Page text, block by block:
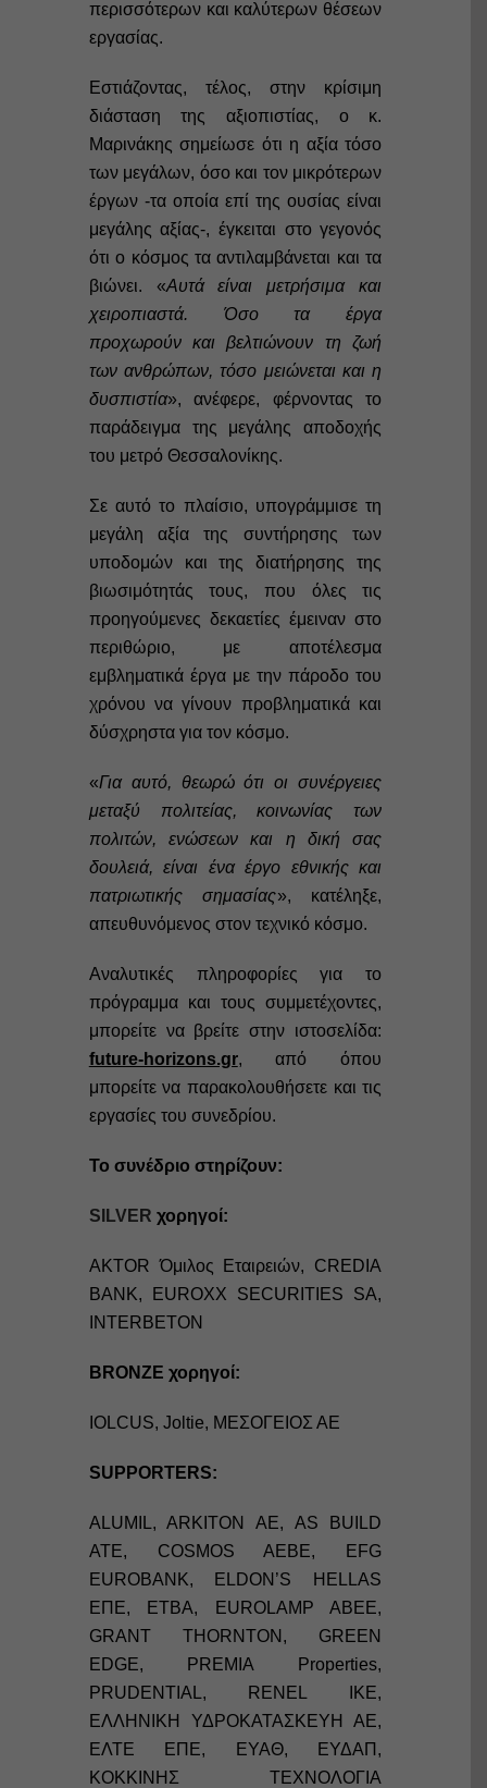
περισσότερων και καλύτερων θέσεων
εργασίας.
Εστιάζοντας, τέλος, στην κρίσιμη
διάσταση της αξιοπιστίας, ο κ.
Μαρινάκης σημείωσε ότι η αξία τόσο
των μεγάλων, όσο και τον μικρότερων
έργων -τα οποία επί της ουσίας είναι
μεγάλης αξίας-, έγκειται στο γεγονός
ότι ο κόσμος τα αντιλαμβάνεται και τα
βιώνει. «Αυτά είναι μετρήσιμα και
χειροπιαστά. Όσο τα έργα
προχωρούν και βελτιώνουν τη ζωή
των ανθρώπων, τόσο μειώνεται και η
δυσπιστία», ανέφερε, φέρνοντας το
παράδειγμα της μεγάλης αποδοχής
του μετρό Θεσσαλονίκης.
Σε αυτό το πλαίσιο, υπογράμμισε τη
μεγάλη αξία της συντήρησης των
υποδομών και της διατήρησης της
βιωσιμότητάς τους, που όλες τις
προηγούμενες δεκαετίες έμειναν στο
περιθώριο, με αποτέλεσμα
εμβληματικά έργα με την πάροδο του
χρόνου να γίνουν προβληματικά και
δύσχρηστα για τον κόσμο.
«Για αυτό, θεωρώ ότι οι συνέργειες
μεταξύ πολιτείας, κοινωνίας των
πολιτών, ενώσεων και η δική σας
δουλειά, είναι ένα έργο εθνικής και
πατριωτικής σημασίας», κατέληξε,
απευθυνόμενος στον τεχνικό κόσμο.
Αναλυτικές πληροφορίες για το
πρόγραμμα και τους συμμετέχοντες,
μπορείτε να βρείτε στην ιστοσελίδα:
future-horizons.gr, από όπου
μπορείτε να παρακολουθήσετε και τις
εργασίες του συνεδρίου.
Το συνέδριο στηρίζουν:
SILVER χορηγοί:
AKTOR Όμιλος Εταιρειών, CREDIA
BANK, EUROXX SECURITIES SA,
INTERBETON
BRONZE χορηγοί:
IOLCUS, Joltie, ΜΕΣΟΓΕΙΟΣ ΑΕ
SUPPORTERS:
ALUMIL, ARKITON AE, AS BUILD
ATE, COSMOS AEBE, EFG
EUROBANK, ELDON’S HELLAS
ΕΠΕ, ETBA, EUROLAMP ABEE,
GRANT THORNTON, GREEN
EDGE, PREMIA Properties,
PRUDENTIAL, RENEL IKE,
ΕΛΛΗΝΙΚΗ ΥΔΡΟΚΑΤΑΣΚΕΥΗ ΑΕ,
ΕΛΤΕ ΕΠΕ, ΕΥΑΘ, ΕΥΔΑΠ,
ΚΟΚΚΙΝΗΣ ΤΕΧΝΟΛΟΓΙΑ